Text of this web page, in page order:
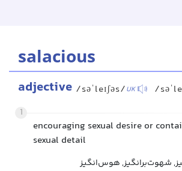
salacious
adjective /səˈleɪʃəs/UK /
1
encouraging sexual desire or
sexual detail
شهوت‌برانگیز, هوس‌انگیز